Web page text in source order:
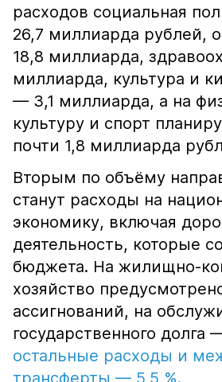
расходов социальная
26,7 миллиарда рублей,
18,8 миллиарда,
миллиарда, культура и
— 3,1 миллиарда, а на
культуру и спорт
почти 1,8 миллиарда
Вторым по объёму
станут расходы на
экономику, включая
деятельность, которые
бюджета. На жилищно-
хозяйство
ассигнований, на
государственного долга
остальные расходы и
трансферты — 5,5 %.